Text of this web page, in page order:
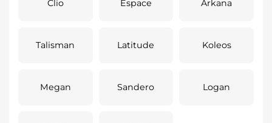
Clio Espace Arkana
Talisman Latitude Koleos
Megan Sandero Logan